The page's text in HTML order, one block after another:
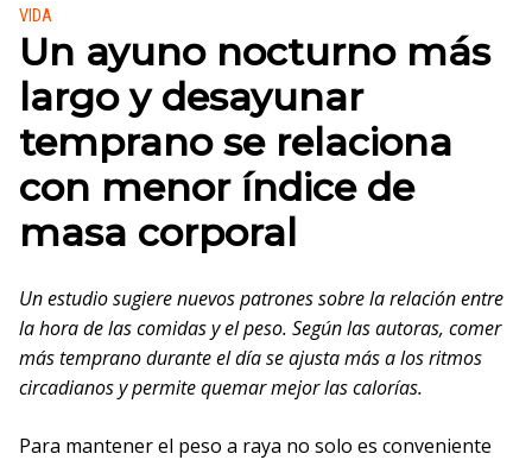
Publicado en:
VIDA
Un ayuno nocturno más
largo y desayunar
temprano se relaciona
con menor índice de
masa corporal
Un estudio sugiere nuevos patrones sobre la relación entre
la hora de las comidas y el peso. Según las autoras, comer
más temprano durante el día se ajusta más a los ritmos
circadianos y permite quemar mejor las calorías.
Para mantener el peso a raya no solo es conveniente